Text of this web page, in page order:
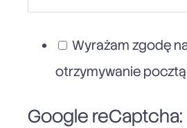
Wyrażam zgodę
otrzymywanie
Google